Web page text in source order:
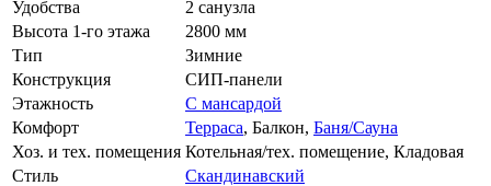
Удобства
2 санузла
Высота 1-го этажа
2800 мм
Тип
Зимние
Конструкция
СИП-панели
Этажность
С мансардой
Комфорт
Терраса, Балкон, Баня/Сауна
Хоз. и тех. помещения Котельная/тех. помещение, Кладовая
Стиль
Скандинавский